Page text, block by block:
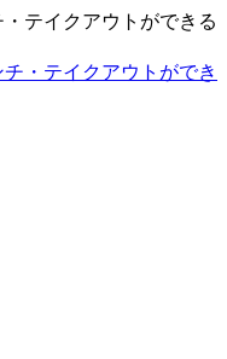
テイクアウトができる